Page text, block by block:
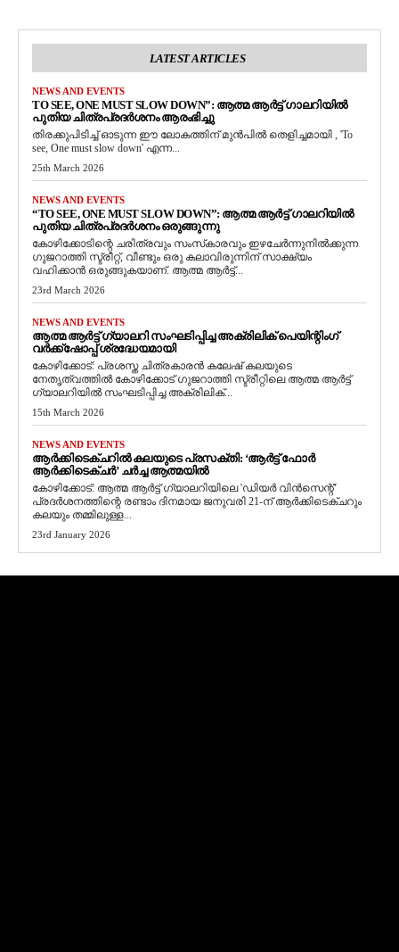
LATEST ARTICLES
NEWS AND EVENTS
TO SEE, ONE MUST SLOW DOWN”: ആത്മ ആർട്ട് ഗാലറിയിൽ
പുതിയ ചിത്രപ്രദർശനം ആരംഭിച്ചു
തിരക്കുപിടിച്ച് ഓടുന്ന ഈ ലോകത്തിന് മുൻപിൽ തെളിച്ചമായി , 'To
see, One must slow down' എന്ന...
25th March 2026
NEWS AND EVENTS
“TO SEE, ONE MUST SLOW DOWN”: ആത്മ ആർട്ട് ഗാലറിയിൽ
പുതിയ ചിത്രപ്രദർശനം ഒരുങ്ങുന്നു
കോഴിക്കോടിന്റെ ചരിത്രവും സംസ്‌കാരവും ഇഴചേർന്നുനിൽക്കുന്ന
ഗുജറാത്തി സ്ട്രീറ്റ്, വീണ്ടും ഒരു കലാവിരുന്നിന് സാക്ഷ്യം
വഹിക്കാൻ ഒരുങ്ങുകയാണ്. ആത്മ ആർട്ട്...
23rd March 2026
NEWS AND EVENTS
ആത്മ ആർട്ട് ഗ്യാലറി സംഘടിപ്പിച്ച അക്രിലിക് പെയിന്റിംഗ്
വർക്ക്‌ഷോപ്പ് ശ്രദ്ധേയമായി
കോഴിക്കോട്: പ്രശസ്ത ചിത്രകാരൻ കലേഷ് കലയുടെ
നേതൃത്വത്തിൽ കോഴിക്കോട് ഗുജറാത്തി സ്ട്രീറ്റിലെ ആത്മ ആർട്ട്
ഗ്യാലറിയിൽ സംഘടിപ്പിച്ച അക്രിലിക്...
15th March 2026
NEWS AND EVENTS
ആർക്കിടെക്ചറിൽ കലയുടെ പ്രസക്തി: ‘ആർട്ട് ഫോർ
ആർക്കിടെക്ചർ’ ചർച്ച ആത്മയിൽ
​കോഴിക്കോട്: ആത്മ ആർട്ട് ഗ്യാലറിയിലെ 'ഡിയർ വിൻസെന്റ്'
പ്രദർശനത്തിന്റെ രണ്ടാം ദിനമായ ജനുവരി 21-ന് ആർക്കിടെക്ചറും
കലയും തമ്മിലുള്ള...
23rd January 2026